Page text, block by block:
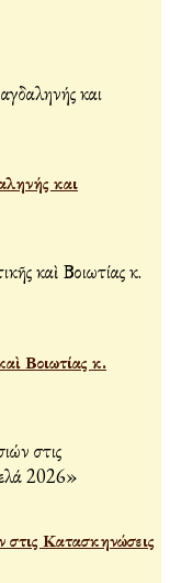
και
Βοιωτίας κ.
στις Κατασκηνώσεις